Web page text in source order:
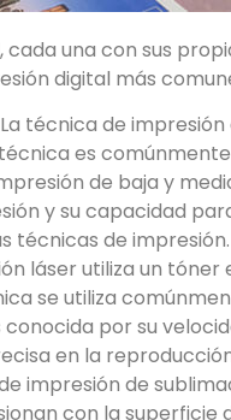
una con sus
digital más
técnica de
es
de baja y
y su capacidad
técnicas de impresión.
láser utiliza un
se utiliza
por su
en la
impresión de
con la